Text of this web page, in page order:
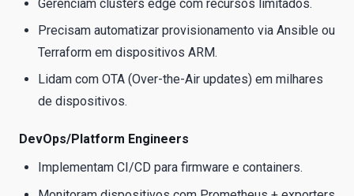
Gerenciam clusters edge com recursos limitados.
Precisam automatizar provisionamento via Ansible ou
Terraform em dispositivos ARM.
Lidam com OTA (Over-the-Air updates) em milhares
de dispositivos.
DevOps/Platform Engineers
Implementam CI/CD para firmware e containers.